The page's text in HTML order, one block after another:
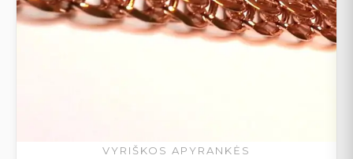
VYRIŠKOS APYRANKĖS